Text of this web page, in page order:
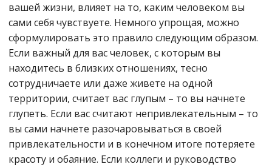
вашей жизни, влияет на то, каким человеком вы
сами себя чувствуете. Немного упрощая, можно
сформулировать это правило следующим образом.
Если важный для вас человек, с которым вы
находитесь в близких отношениях, тесно
сотрудничаете или даже живете на одной
территории, считает вас глупым – то вы начнете
глупеть. Если вас считают непривлекательным – то
вы сами начнете разочаровываться в своей
привлекательности и в конечном итоге потеряете
красоту и обаяние. Если коллеги и руководство